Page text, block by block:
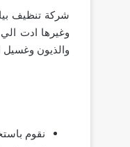
شركة تنظيف
وغيرها ادت
والذيون وغسيل
نقوم